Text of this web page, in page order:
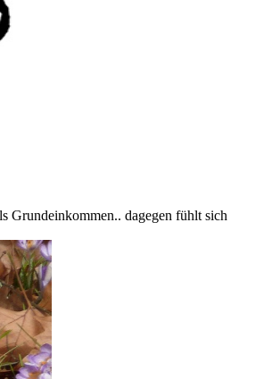
Grundeinkommen.. dagegen fühlt sich